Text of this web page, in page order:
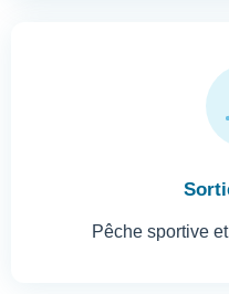
Pêche sportive